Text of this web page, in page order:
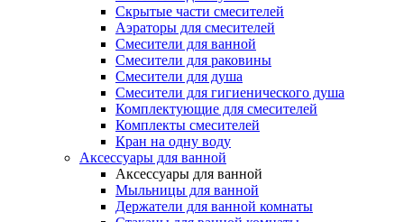
Скрытые части смесителей
Аэраторы для смесителей
Смесители для ванной
Смесители для раковины
Смесители для душа
Смесители для гигиенического душа
Комплектующие для смесителей
Комплекты смесителей
Кран на одну воду
Аксессуары для ванной
Аксессуары для ванной
Мыльницы для ванной
Держатели для ванной комнаты